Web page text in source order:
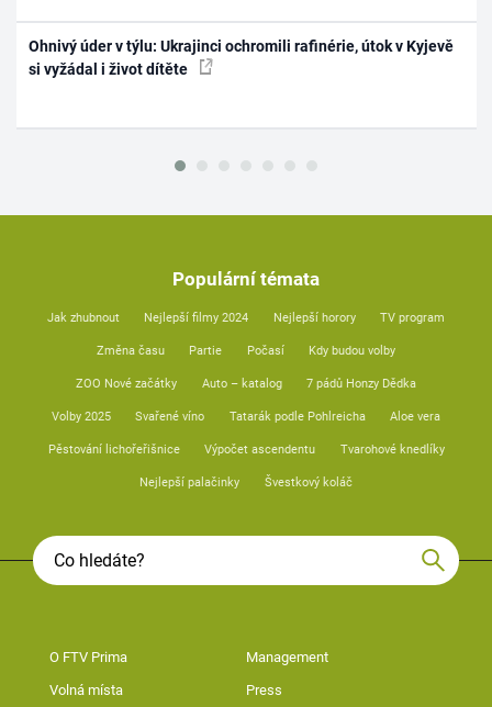
Ohnivý úder v týlu: Ukrajinci ochromili rafinérie, útok v Kyjevě
si vyžádal i život dítěte
Populární témata
Jak zhubnout Nejlepší filmy 2024 Nejlepší horory TV program
Změna času Partie Počasí Kdy budou volby
ZOO Nové začátky Auto – katalog 7 pádů Honzy Dědka
Volby 2025 Svařené víno Tatarák podle Pohlreicha Aloe vera
Pěstování lichořeřišnice Výpočet ascendentu Tvarohové knedlíky
Nejlepší palačinky Švestkový koláč
O FTV Prima Management
Volná místa Press